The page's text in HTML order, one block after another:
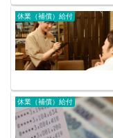
休業（補償）給付
休業（補償）給付